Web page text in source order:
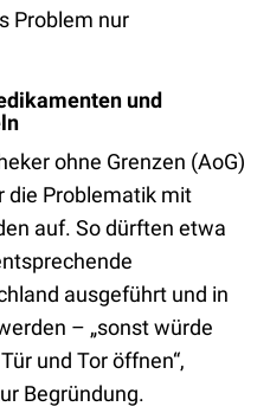
Problem nur
und
ohne Grenzen (AoG)
die Problematik mit
auf. So dürften etwa
ausgeführt und in
– „sonst würde
und Tor öffnen“,
Begründung.